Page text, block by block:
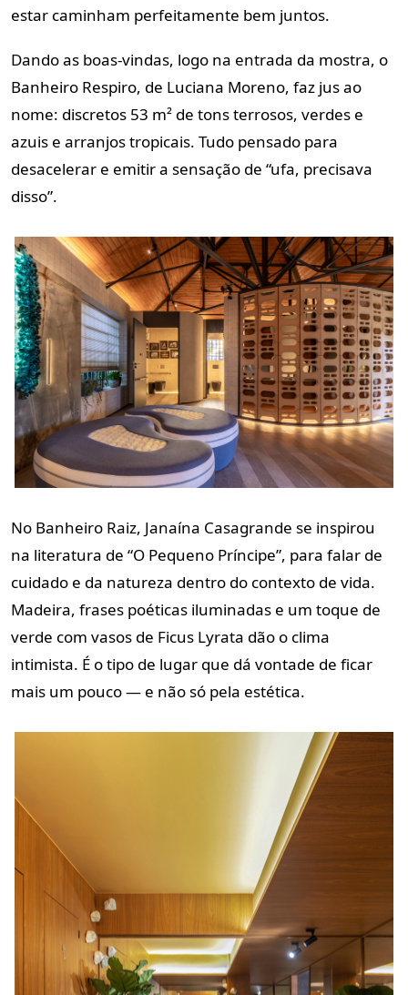
estar caminham perfeitamente bem juntos.
Dando as boas-vindas, logo na entrada da mostra, o
Banheiro Respiro, de Luciana Moreno, faz jus ao
nome: discretos 53 m² de tons terrosos, verdes e
azuis e arranjos tropicais. Tudo pensado para
desacelerar e emitir a sensação de “ufa, precisava
disso”.
No Banheiro Raiz, Janaína Casagrande se inspirou
na literatura de “O Pequeno Príncipe”, para falar de
cuidado e da natureza dentro do contexto de vida.
Madeira, frases poéticas iluminadas e um toque de
verde com vasos de Ficus Lyrata dão o clima
intimista. É o tipo de lugar que dá vontade de ficar
mais um pouco — e não só pela estética.